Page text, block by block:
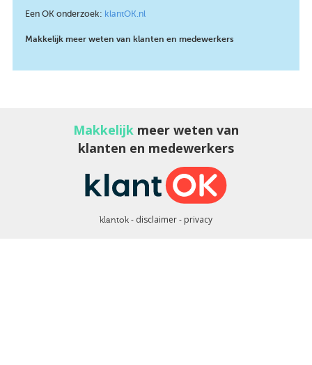
Een OK onderzoek: klantOK.nl
Makkelijk meer weten van klanten en medewerkers
Makkelijk meer weten van
klanten en medewerkers
klantok disclaimer privacy